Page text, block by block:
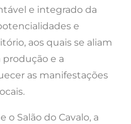
e integrado da
e
aos quais se aliam
produção e a
as manifestações
o Salão do Cavalo, a